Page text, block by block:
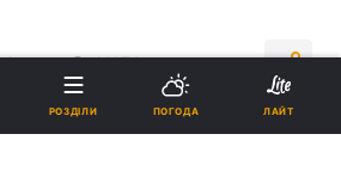
3 хв. 41274
на нас в Google
РОЗДІЛИ ПОГОДА ЛАЙТ